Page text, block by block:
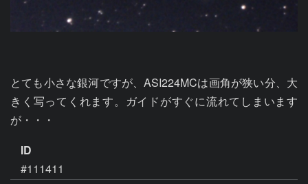
とても小さな銀河ですが、ASI224MCは画角が狭い分、大
きく写ってくれます。ガイドがすぐに流れてしまいます
が・・・
ID
#111411